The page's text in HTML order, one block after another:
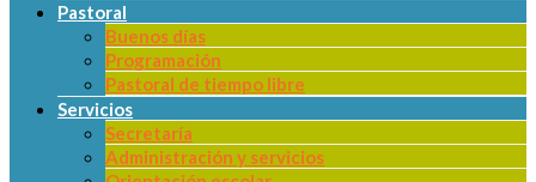
Pastoral
Buenos días
Programación
Pastoral de tiempo libre
Servicios
Secretaría
Administración y servicios